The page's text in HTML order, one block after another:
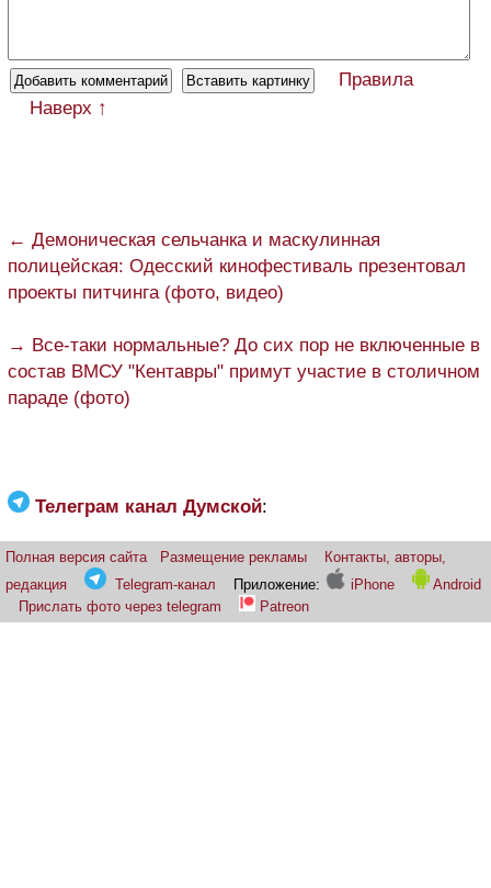
Правила
Наверх ↑
← Демоническая сельчанка и маскулинная
полицейская: Одесский кинофестиваль презентовал
проекты питчинга (фото, видео)
→ Все-таки нормальные? До сих пор не включенные в
состав ВМСУ "Кентавры" примут участие в столичном
параде (фото)
Телеграм канал Думской:
Полная версия сайта Размещение рекламы
Контакты, авторы,
редакция
Telegram-канал Приложение: iPhone
Android
Прислать фото через telegram
Patreon